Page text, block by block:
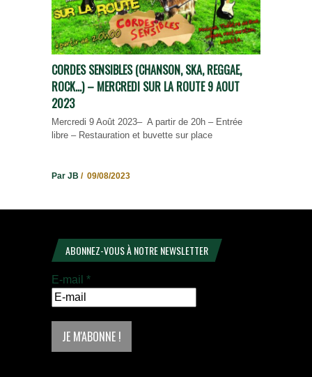
CORDES SENSIBLES (CHANSON, SKA, REGGAE,
ROCK…) – MERCREDI SUR LA ROUTE 9 AOUT
2023
Mercredi 9 Août 2023– A partir de 20h – Entrée
libre – Restauration et buvette sur place
Par JB / 09/08/2023
ABONNEZ-VOUS À NOTRE NEWSLETTER
E-mail *